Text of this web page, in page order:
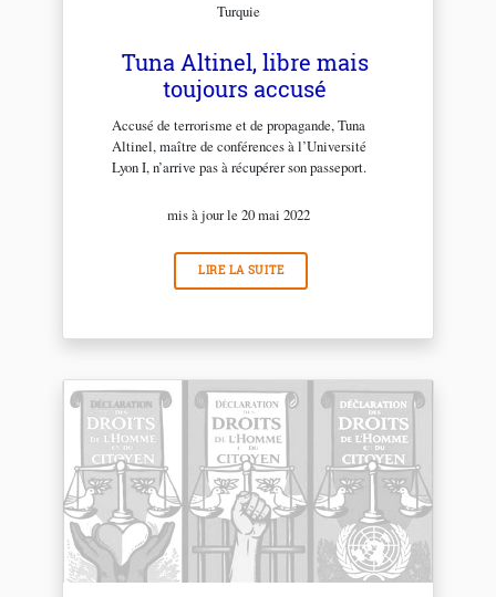
Turquie
Tuna Altinel, libre mais
toujours accusé
Accusé de terrorisme et de propagande, Tuna
Altinel, maître de conférences à l’Université
Lyon I, n’arrive pas à récupérer son passeport.
mis à jour le 20 mai 2022
LIRE LA SUITE